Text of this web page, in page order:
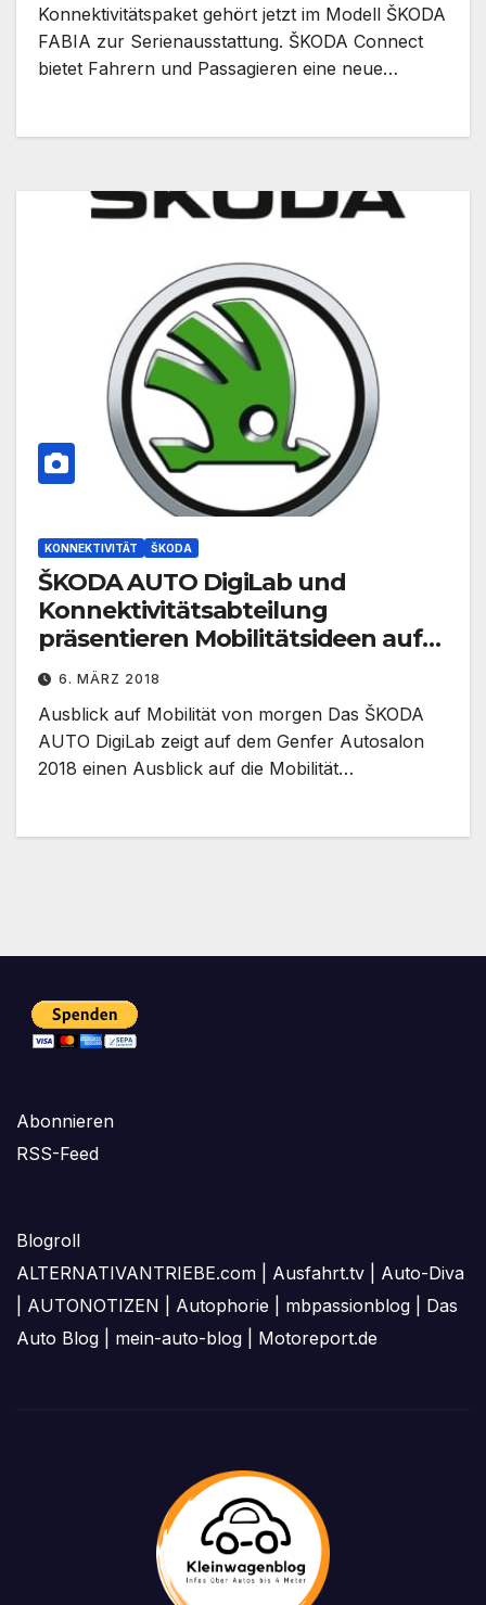
Konnektivitätspaket gehört jetzt im Modell ŠKODA
FABIA zur Serienausstattung. ŠKODA Connect
bietet Fahrern und Passagieren eine neue…
KONNEKTIVITÄT ŠKODA
ŠKODA AUTO DigiLab und
Konnektivitätsabteilung
präsentieren Mobilitätsideen auf
Genfer Autosalon
6. MÄRZ 2018
Ausblick auf Mobilität von morgen Das ŠKODA
AUTO DigiLab zeigt auf dem Genfer Autosalon
2018 einen Ausblick auf die Mobilität…
Abonnieren
RSS-Feed
Blogroll
ALTERNATIVANTRIEBE.com
Ausfahrt.tv
Auto-Diva
AUTONOTIZEN Autophorie mbpassionblog
Das
Auto Blog
mein-auto-blog Motoreport.de